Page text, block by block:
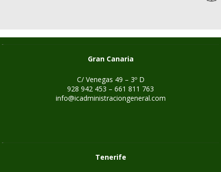
Gran Canaria
C/ Venegas 49 – 3º D
928 942 453 – 661 811 763
info@icadministraciongeneral.com
Tenerife